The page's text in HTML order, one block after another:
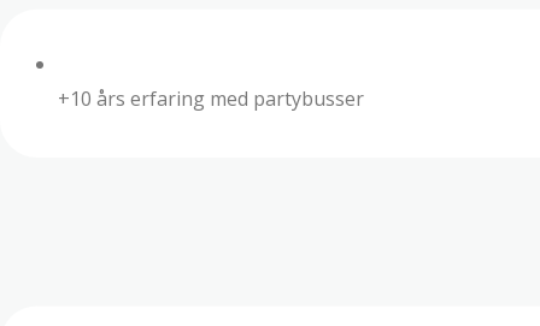
+10 års erfaring med partybusser